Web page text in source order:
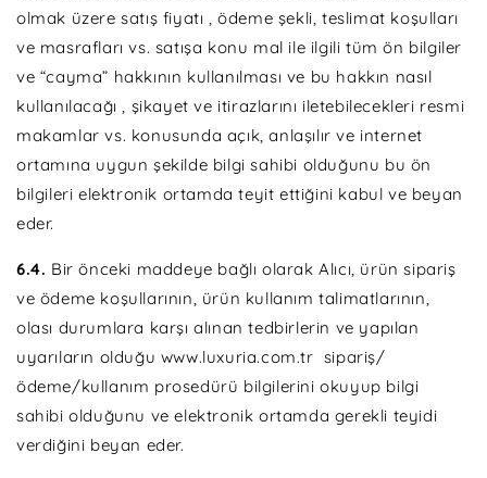
olmak üzere satış fiyatı , ödeme şekli, teslimat koşulları
ve masrafları vs. satışa konu mal ile ilgili tüm ön bilgiler
ve “cayma” hakkının kullanılması ve bu hakkın nasıl
kullanılacağı , şikayet ve itirazlarını iletebilecekleri resmi
makamlar vs. konusunda açık, anlaşılır ve internet
ortamına uygun şekilde bilgi sahibi olduğunu bu ön
bilgileri elektronik ortamda teyit ettiğini kabul ve beyan
eder.
6.4. Bir önceki maddeye bağlı olarak Alıcı, ürün sipariş
ve ödeme koşullarının, ürün kullanım talimatlarının,
olası durumlara karşı alınan tedbirlerin ve yapılan
uyarıların olduğu www.luxuria.com.tr sipariş/
ödeme/kullanım prosedürü bilgilerini okuyup bilgi
sahibi olduğunu ve elektronik ortamda gerekli teyidi
verdiğini beyan eder.